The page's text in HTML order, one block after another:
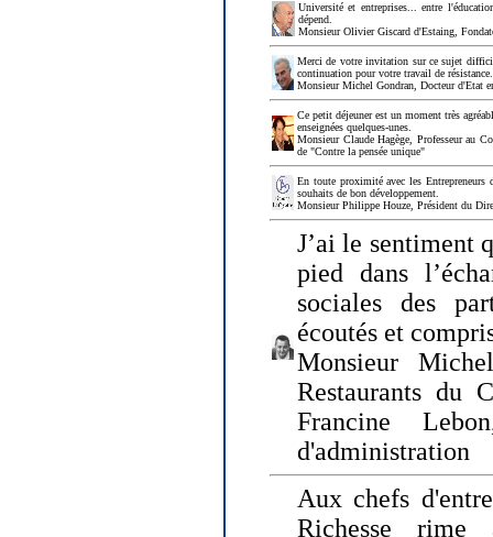
Université et entreprises... entre
dépend.
Monsieur Olivier Giscard d'Estaing,
Merci de votre invitation sur ce sujet
continuation pour votre travail de
Monsieur Michel Gondran, Docteur d'Etat
Ce petit déjeuner est un moment très
enseignées quelques-unes.
Monsieur Claude Hagège, Professeur au
de "Contre la pensée unique"
En toute proximité avec les
souhaits de bon développement.
Monsieur Philippe Houze, Président du
J’ai le sentiment
pied dans
sociales des
écoutés et
Monsieur
Restaurants du
Francine
d'administration
Aux chefs
Richesse rime